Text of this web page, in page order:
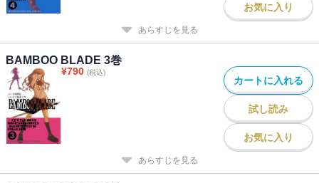
お気に入り
あらすじを見る
BAMBOO BLADE 3巻
¥790 (税込)
カートに入れる
試し読み
お気に入り
あらすじを見る